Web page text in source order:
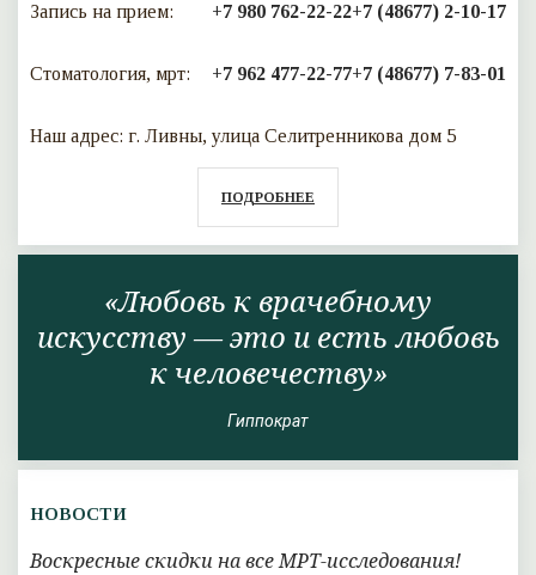
Запись на прием: +7 (48677) 2-10-17
+7 980 762-22-22
Стоматология, мрт: +7 (48677) 7-83-01
+7 962 477-22-77
Наш адрес: г. Ливны, улица Селитренникова дом 5
ПОДРОБНЕЕ
«Любовь к врачебному
искусству — это и есть любовь
к человечеству»
Гиппократ
НОВОСТИ
Воскресные скидки на все МРТ-исследования!